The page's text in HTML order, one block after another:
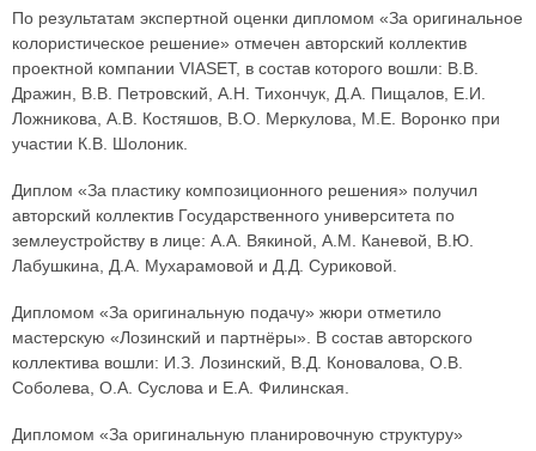
По результатам экспертной оценки дипломом «За оригинальное
колористическое решение» отмечен авторский коллектив
проектной компании VIASET, в состав которого вошли: В.В.
Дражин, В.В. Петровский, А.Н. Тихончук, Д.А. Пищалов, Е.И.
Ложникова, А.В. Костяшов, В.О. Меркулова, М.Е. Воронко при
участии К.В. Шолоник.
Диплом «За пластику композиционного решения» получил
авторский коллектив Государственного университета по
землеустройству в лице: А.А. Вякиной, А.М. Каневой, В.Ю.
Лабушкина, Д.А. Мухарамовой и Д.Д. Суриковой.
Дипломом «За оригинальную подачу» жюри отметило
мастерскую «Лозинский и партнёры». В состав авторского
коллектива вошли: И.З. Лозинский, В.Д. Коновалова, О.В.
Соболева, О.А. Суслова и Е.А. Филинская.
Дипломом «За оригинальную планировочную структуру»